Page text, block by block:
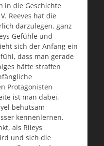
in die Geschichte
Reeves hat die
darzulegen, ganz
Gefühle und
sich der Anfang ein
dass man gerade
hätte straffen
Protagonisten
ist man dabei,
behutsam
kennenlernen.
als Rileys
und sich die